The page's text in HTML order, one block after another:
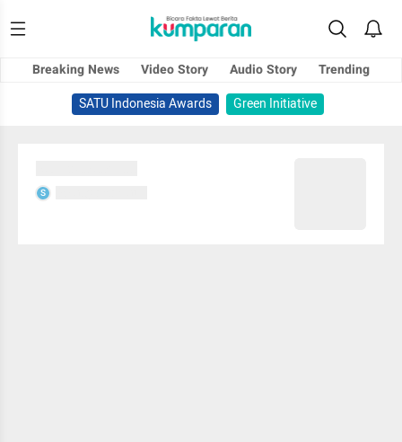
Breaking News Video Story Audio Story
Trending
SATU Indonesia Awards
Green Initiative
S